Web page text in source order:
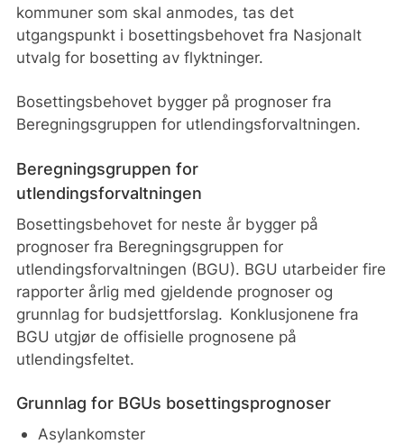
kommuner som skal anmodes, tas det
utgangspunkt i bosettingsbehovet fra Nasjonalt
utvalg for bosetting av flyktninger.
Bosettingsbehovet bygger på prognoser fra
Beregningsgruppen for utlendingsforvaltningen.
Beregningsgruppen for
utlendingsforvaltningen
Bosettingsbehovet for neste år bygger på
prognoser fra Beregningsgruppen for
utlendingsforvaltningen (BGU). BGU utarbeider fire
rapporter årlig med gjeldende prognoser og
grunnlag for budsjettforslag. Konklusjonene fra
BGU utgjør de offisielle prognosene på
utlendingsfeltet.
Grunnlag for BGUs bosettingsprognoser
Asylankomster